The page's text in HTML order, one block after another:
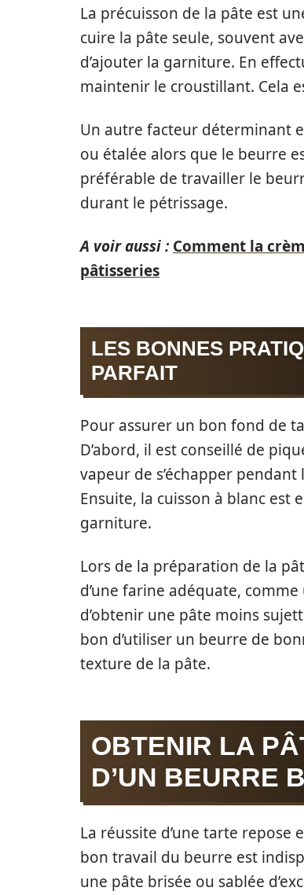
La précuisson de la pâte est
cuire la pâte seule, souvent
d’ajouter la garniture. En
maintenir le croustillant. Cela
Un autre facteur déterminant
ou étalée alors que le beurre
préférable de travailler le
durant le pétrissage.
A voir aussi : Comment la
pâtisseries
LES BONNES
PARFAIT
Pour assurer un bon fond de
D’abord, il est conseillé de
vapeur de s’échapper
Ensuite, la cuisson à blanc est
garniture.
Lors de la préparation de la
d’une farine adéquate,
d’obtenir une pâte moins
bon d’utiliser un beurre de
texture de la pâte.
OBTENIR LA
D’UN BEURRE
La réussite d’une tarte
bon travail du beurre est
une pâte brisée ou sablée